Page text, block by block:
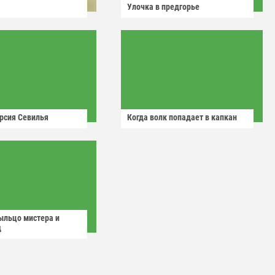
Улочка в предгорье
Севилья Когда волк попадает в капкан
мистера и